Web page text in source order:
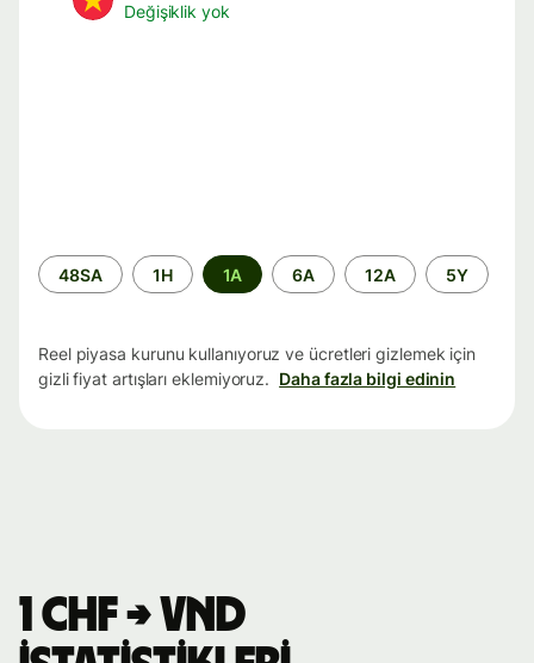
Değişiklik yok
Zaman
aralığı
48SA 1H 1A 6A 12A 5Y
Reel piyasa kurunu kullanıyoruz ve ücretleri gizlemek için
gizli fiyat artışları eklemiyoruz. Daha fazla bilgi edinin
1 CHF → VND